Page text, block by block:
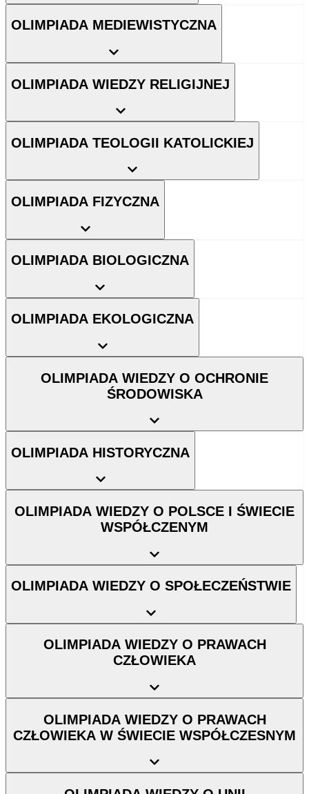
OLIMPIADA MEDIEWISTYCZNA
OLIMPIADA WIEDZY RELIGIJNEJ
OLIMPIADA TEOLOGII KATOLICKIEJ
OLIMPIADA FIZYCZNA
OLIMPIADA BIOLOGICZNA
OLIMPIADA EKOLOGICZNA
OLIMPIADA WIEDZY O OCHRONIE
ŚRODOWISKA
OLIMPIADA HISTORYCZNA
OLIMPIADA WIEDZY O POLSCE I ŚWIECIE
WSPÓŁCZENYM
OLIMPIADA WIEDZY O SPOŁECZEŃSTWIE
OLIMPIADA WIEDZY O PRAWACH
CZŁOWIEKA
OLIMPIADA WIEDZY O PRAWACH
CZŁOWIEKA W ŚWIECIE WSPÓŁCZESNYM